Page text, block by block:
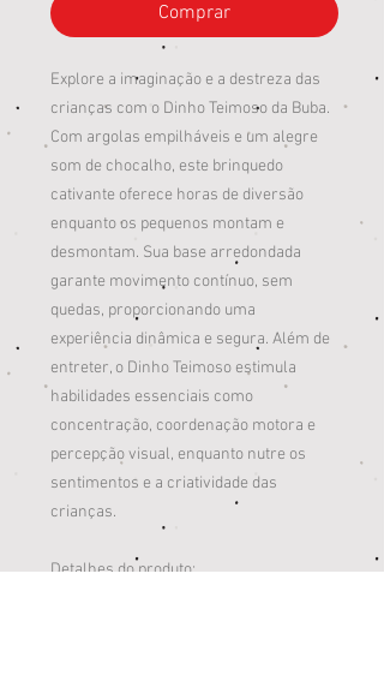
Comprar
Explore a imaginação e a destreza das
crianças com o Dinho Teimoso da Buba.
Com argolas empilháveis e um alegre
som de chocalho, este brinquedo
cativante oferece horas de diversão
enquanto os pequenos montam e
desmontam. Sua base arredondada
garante movimento contínuo, sem
quedas, proporcionando uma
experiência dinâmica e segura. Além de
entreter, o Dinho Teimoso estimula
habilidades essenciais como
concentração, coordenação motora e
percepção visual, enquanto nutre os
sentimentos e a criatividade das
crianças.
Detalhes do produto: